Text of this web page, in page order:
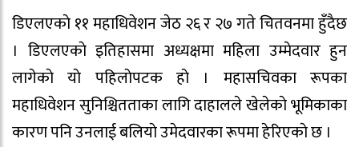
डिएलएकाे ११ महाधिवेशन जेठ २६ र २७ गते चितवनमा हुँदैछ
। डिएलएकाे इतिहासमा अध्यक्षमा महिला उम्मेदवार हुन
लागेकाे याे पहिलाेपटक हाे । महासचिवका रूपका
महाधिवेशन सुनिश्चितताका लागि दाहालले खेलेकाे भूमिकाका
कारण पनि उनलाई बलियाे उमेदवारका रूपमा हेरिएकाे छ ।